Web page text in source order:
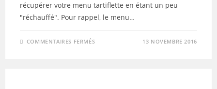
récupérer votre menu tartiflette en étant un peu
"réchauffé". Pour rappel, le menu…
COMMENTAIRES FERMÉSSUR 13 NOVEMBRE 2016